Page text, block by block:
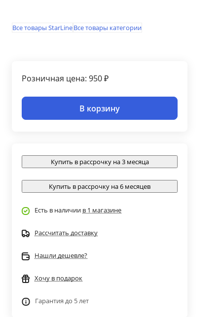
Все товары StarLineВсе товары категории
Розничная цена: 950 ₽
В корзину
Купить в рассрочку на 3 месяца
Купить в рассрочку на 6 месяцев
Есть в наличии в 1 магазине
Рассчитать доставку
Нашли дешевле?
Хочу в подарок
Гарантия до 5 лет